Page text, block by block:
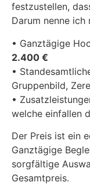
festzustellen,
Darum nenne
• Ganztägige
2.400 €
•
Gruppenbild,
•
welche einfallen
Der Preis ist ein
Ganztägige
sorgfältige
Gesamtpreis.